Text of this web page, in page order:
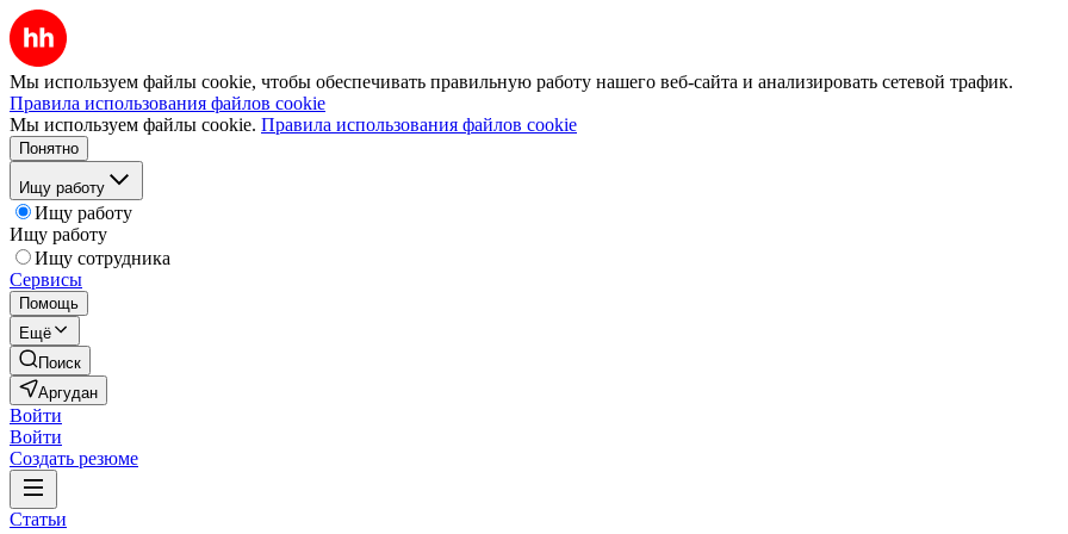
Мы используем файлы cookie, чтобы обеспечивать правильную работу нашего веб-сайта и анализировать сетевой трафик.
Правила использования файлов cookie
Мы используем файлы cookie. Правила использования файлов cookie
Понятно
Ищу работу
Ищу работу
Ищу работу
Ищу сотрудника
Сервисы
Помощь
Ещё
Поиск
Аргудан
Войти
Войти
Создать резюме
Статьи